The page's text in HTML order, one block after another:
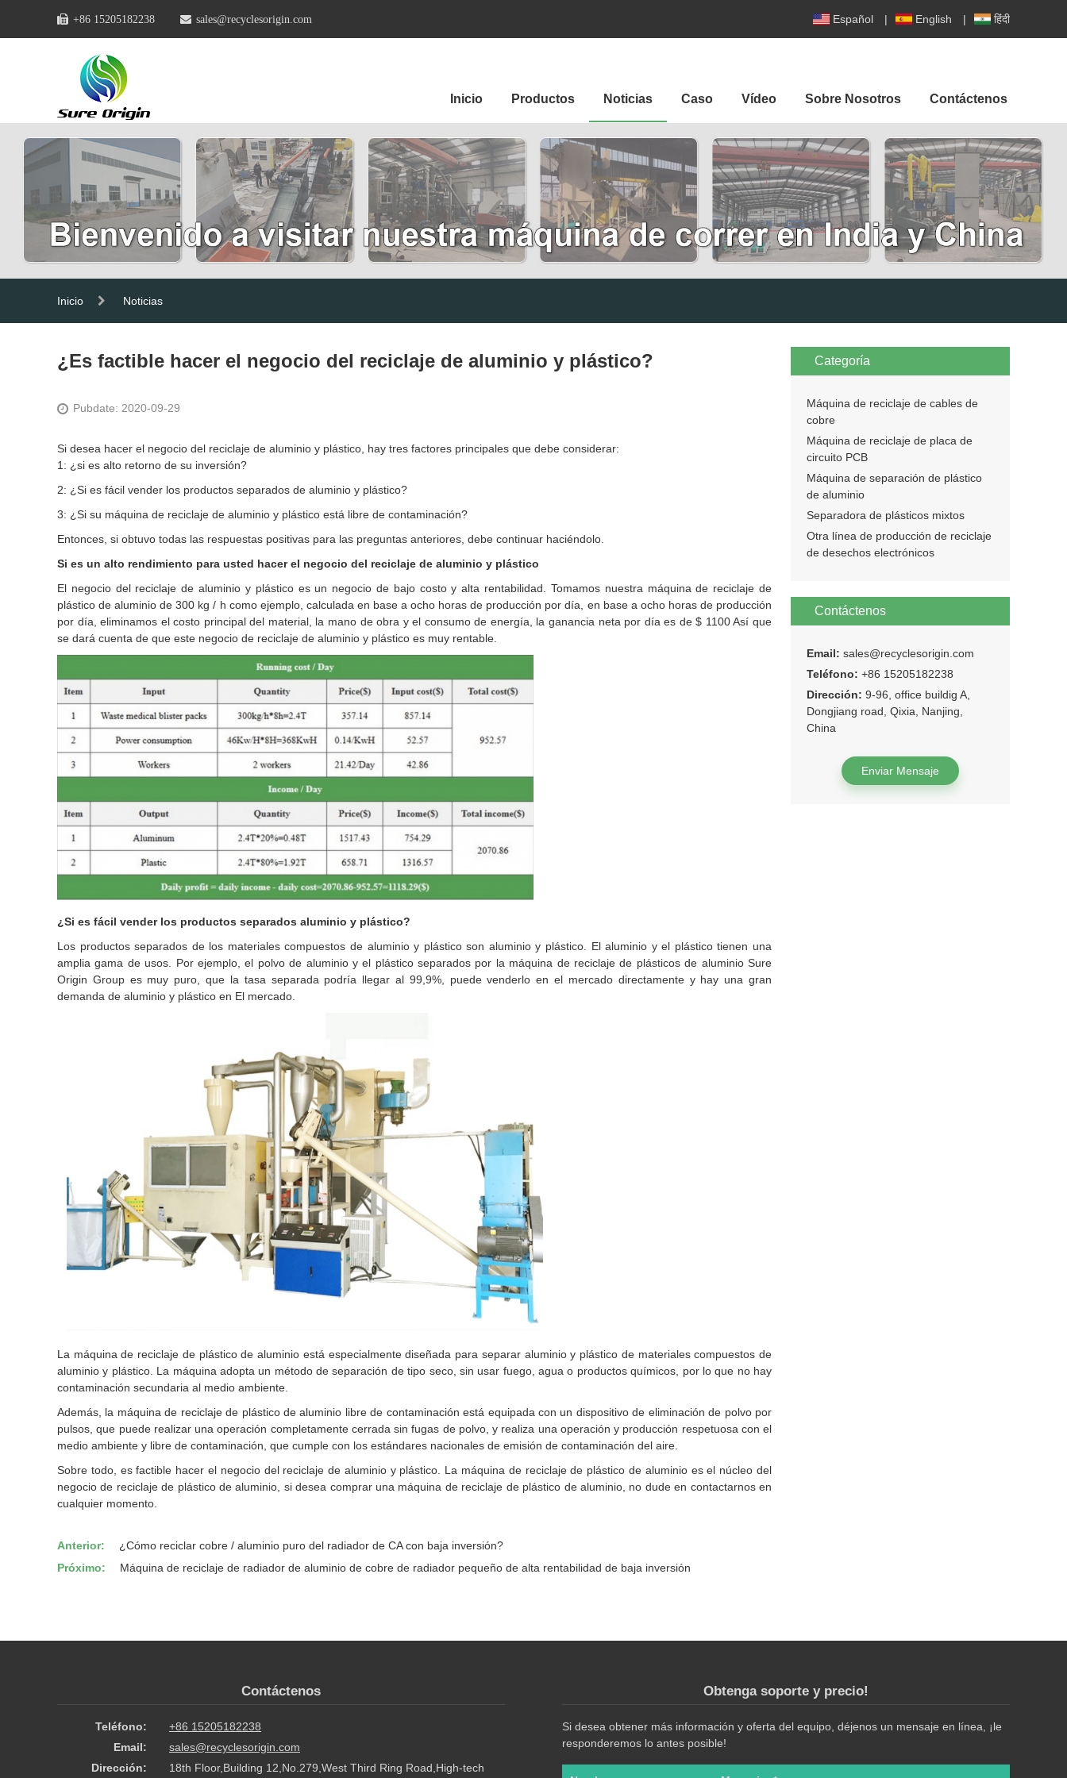
+86 15205182238 sales@recyclesorigin.com Español | English | हिंदी
Inicio Productos Noticias Caso Vídeo Sobre Nosotros Contáctenos
Inicio Noticias
¿Es factible hacer el negocio del reciclaje de aluminio y plástico?
Pubdate: 2020-09-29
Si desea hacer el negocio del reciclaje de aluminio y plástico, hay tres factores principales que debe considerar:
1: ¿si es alto retorno de su inversión?
2: ¿Si es fácil vender los productos separados de aluminio y plástico?
3: ¿Si su máquina de reciclaje de aluminio y plástico está libre de contaminación?
Entonces, si obtuvo todas las respuestas positivas para las preguntas anteriores, debe continuar haciéndolo.
Si es un alto rendimiento para usted hacer el negocio del reciclaje de aluminio y plástico
El negocio del reciclaje de aluminio y plástico es un negocio de bajo costo y alta rentabilidad. Tomamos nuestra máquina de reciclaje de
plástico de aluminio de 300 kg / h como ejemplo, calculada en base a ocho horas de producción por día, en base a ocho horas de producción
por día, eliminamos el costo principal del material, la mano de obra y el consumo de energía, la ganancia neta por día es de $ 1100 Así que
se dará cuenta de que este negocio de reciclaje de aluminio y plástico es muy rentable.
¿Si es fácil vender los productos separados aluminio y plástico?
Los productos separados de los materiales compuestos de aluminio y plástico son aluminio y plástico. El aluminio y el plástico tienen una
amplia gama de usos. Por ejemplo, el polvo de aluminio y el plástico separados por la máquina de reciclaje de plásticos de aluminio Sure
Origin Group es muy puro, que la tasa separada podría llegar al 99,9%, puede venderlo en el mercado directamente y hay una gran
demanda de aluminio y plástico en El mercado.
La máquina de reciclaje de plástico de aluminio está especialmente diseñada para separar aluminio y plástico de materiales compuestos de
aluminio y plástico. La máquina adopta un método de separación de tipo seco, sin usar fuego, agua o productos químicos, por lo que no hay
contaminación secundaria al medio ambiente.
Además, la máquina de reciclaje de plástico de aluminio libre de contaminación está equipada con un dispositivo de eliminación de polvo por
pulsos, que puede realizar una operación completamente cerrada sin fugas de polvo, y realiza una operación y producción respetuosa con el
medio ambiente y libre de contaminación, que cumple con los estándares nacionales de emisión de contaminación del aire.
Sobre todo, es factible hacer el negocio del reciclaje de aluminio y plástico. La máquina de reciclaje de plástico de aluminio es el núcleo del
negocio de reciclaje de plástico de aluminio, si desea comprar una máquina de reciclaje de plástico de aluminio, no dude en contactarnos en
cualquier momento.
Anterior:
¿Cómo reciclar cobre / aluminio puro del radiador de CA con baja inversión?
Próximo:
Máquina de reciclaje de radiador de aluminio de cobre de radiador pequeño de alta rentabilidad de baja inversión
Categoría
Máquina de reciclaje de cables de
cobre
Máquina de reciclaje de placa de
circuito PCB
Máquina de separación de plástico
de aluminio
Separadora de plásticos mixtos
Otra línea de producción de reciclaje
de desechos electrónicos
Contáctenos
Email: sales@recyclesorigin.com
Teléfono: +86 15205182238
Dirección: 9-96, office buildig A,
Dongjiang road, Qixia, Nanjing,
China
Enviar Mensaje
Contáctenos
Teléfono:
+86 15205182238
Email:
sales@recyclesorigin.com
Dirección:
18th Floor,Building 12,No.279,West Third Ring Road,High-tech
Obtenga soporte y precio!
Si desea obtener más información y oferta del equipo, déjenos un mensaje en línea, ¡le
responderemos lo antes posible!